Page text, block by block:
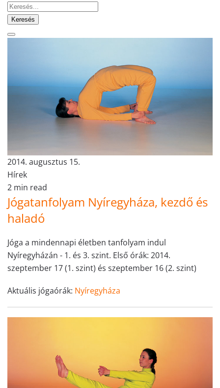
Keresés
2014. augusztus 15.
Hírek
2 min read
Jógatanfolyam Nyíregyháza, kezdő és
haladó
Jóga a mindennapi életben tanfolyam indul
Nyíregyházán - 1. és 3. szint. Első órák: 2014.
szeptember 17 (1. szint) és szeptember 16 (2. szint)
Aktuális jógaórák: Nyíregyháza